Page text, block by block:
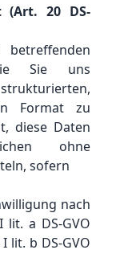
(Art. 20 DS-
Sie uns
Format zu
diese Daten
ohne
sofern
nach
a DS-GVO
lit. b DS-GVO